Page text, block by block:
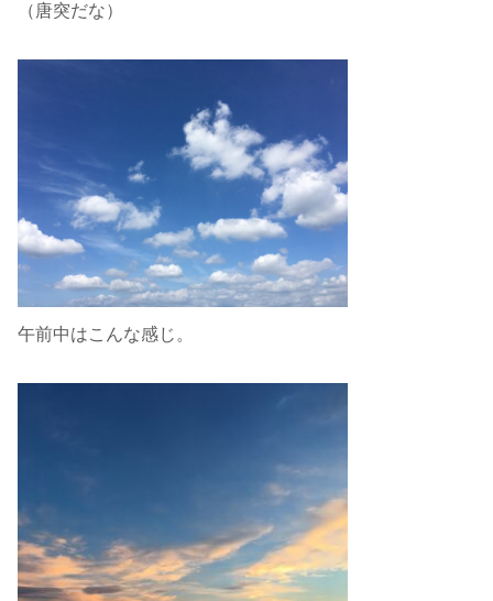
（唐突だな）
午前中はこんな感じ。